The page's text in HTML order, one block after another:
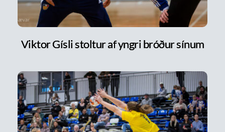
Viktor Gísli stoltur af yngri bróður sínum